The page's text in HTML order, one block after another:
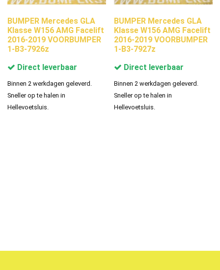
BUMPER Mercedes GLA
Klasse W156 AMG Facelift
2016-2019 VOORBUMPER
1-B3-7926z
Direct leverbaar
Binnen 2 werkdagen geleverd.
Sneller op te halen in
Hellevoetsluis.
BUMPER Mercedes GLA
Klasse W156 AMG Facelift
2016-2019 VOORBUMPER
1-B3-7927z
Direct leverbaar
Binnen 2 werkdagen geleverd.
Sneller op te halen in
Hellevoetsluis.